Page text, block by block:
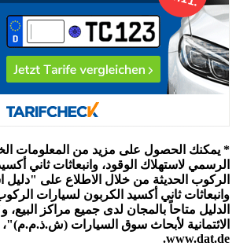
* يمكنك الحصول على مزيد من المعلومات
الرسمي لاستهلاك الوقود، وانبعاثات ثاني
الركوب الحديثة من خلال الاطلاع على "دليل
وانبعاثات ثاني أكسيد الكربون لسيارات
الدليل متاحاً بالمجان لدى جميع مراكز البيع،
الائتمانية لأبحاث سوق السيارات
www.dat.de.